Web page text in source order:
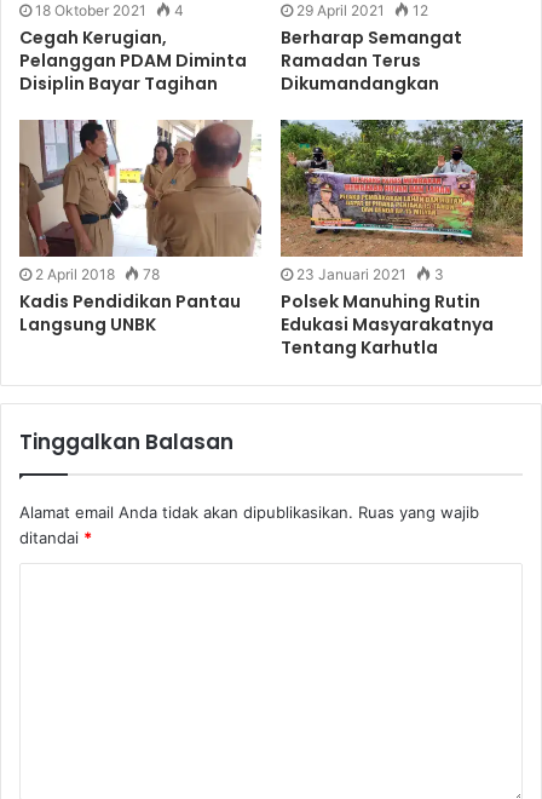
18 Oktober 2021 4
Cegah Kerugian,
Pelanggan PDAM Diminta
Disiplin Bayar Tagihan
29 April 2021 12
Berharap Semangat
Ramadan Terus
Dikumandangkan
2 April 2018 78
Kadis Pendidikan Pantau
Langsung UNBK
23 Januari 2021 3
Polsek Manuhing Rutin
Edukasi Masyarakatnya
Tentang Karhutla
Tinggalkan Balasan
Alamat email Anda tidak akan dipublikasikan. Ruas yang wajib
ditandai *